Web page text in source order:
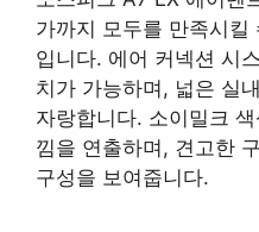
가까지 모두를 만족시킬
입니다. 에어 커넥션 시
치가 가능하며, 넓은 실
자랑합니다. 소이밀크
낌을 연출하며, 견고한
구성을 보여줍니다.